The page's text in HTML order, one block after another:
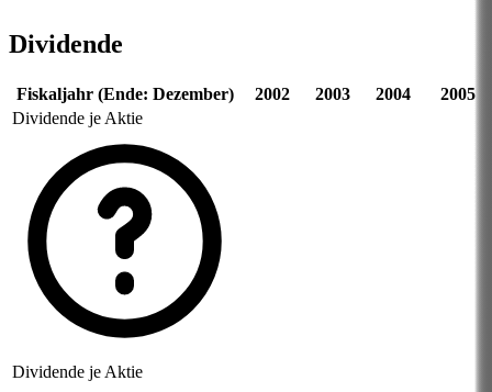
Dividende
Fiskaljahr (Ende: Dezember) 2002 2003 2004
2005
Dividende je Aktie
Dividende je Aktie